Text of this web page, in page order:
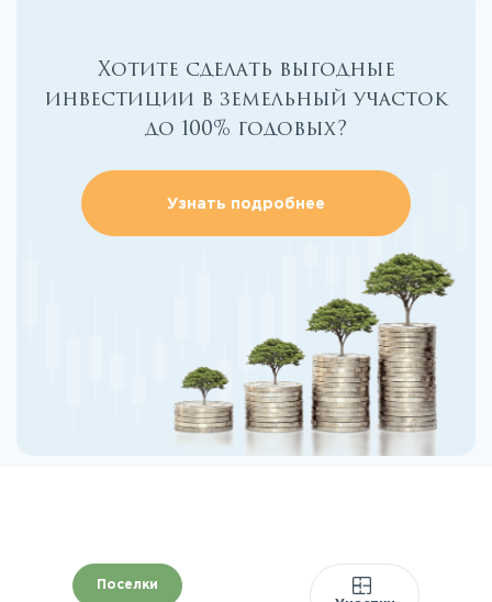
Хотите сделать выгодные
инвестиции в земельный участок
до 100% годовых?
Узнать подробнее
Поселки